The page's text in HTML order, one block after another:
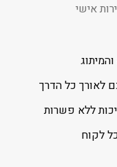
אישי
לאורך כל הדרך
ללא פשרות
לקוח